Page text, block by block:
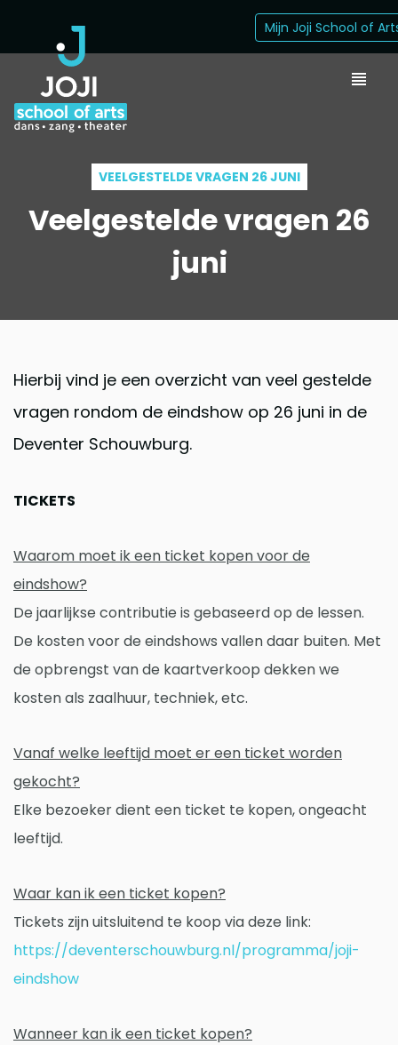
Mijn Joji School of
VEELGESTELDE VRAGEN 26 JUNI
Veelgestelde vragen 26
juni
Hierbij vind je een overzicht van veel gestelde
vragen rondom de eindshow op 26 juni in de
Deventer Schouwburg.
TICKETS
Waarom moet ik een ticket kopen voor de
eindshow?
De jaarlijkse contributie is gebaseerd op de lessen.
De kosten voor de eindshows vallen daar buiten. Met
de opbrengst van de kaartverkoop dekken we
kosten als zaalhuur, techniek, etc.
Vanaf welke leeftijd moet er een ticket worden
gekocht?
Elke bezoeker dient een ticket te kopen, ongeacht
leeftijd.
Waar kan ik een ticket kopen?
Tickets zijn uitsluitend te koop via deze link:
https://deventerschouwburg.nl/programma/joji-
eindshow
Wanneer kan ik een ticket kopen?